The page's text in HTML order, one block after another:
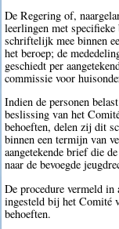
De Regering of,
leerlingen met
schriftelijk mee binnen
het beroep; de
geschiedt per
commissie voor
Indien de personen
beslissing van het
behoeften, delen zij dit
binnen een termijn van
aangetekende brief die
naar de bevoegde
De procedure vermeld
ingesteld bij het Comité
behoeften.